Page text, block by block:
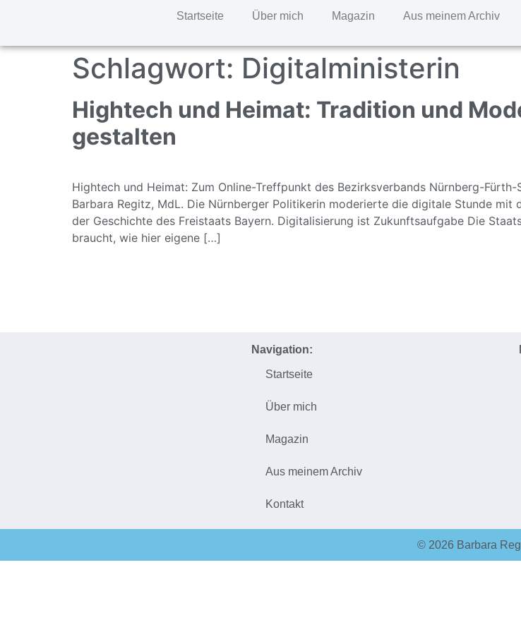
Startseite Über mich Magazin Aus meinem Archiv
Schlagwort: Digitalministerin
Hightech und Heimat: Tradition und
gestalten
Hightech und Heimat: Zum Online-Treffpunkt des Bezirksverbands Nürnberg-
Barbara Regitz, MdL. Die Nürnberger Politikerin moderierte die digitale Stunde
der Geschichte des Freistaats Bayern. Digitalisierung ist Zukunftsaufgabe Die
braucht, wie hier eigene […]
Navigation:
Startseite
Über mich
Magazin
Aus meinem Archiv
Kontakt
© 2026 Barbara